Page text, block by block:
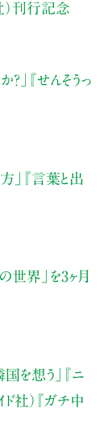
）刊行記念
」
『せんそうっ
」
『言葉と出
世界」を3ヶ月
を想う」
『ニ
社） 『ガチ中